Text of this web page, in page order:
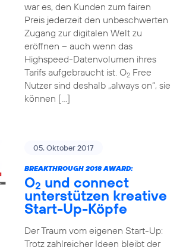
war es, den Kunden zum fairen
Preis jederzeit den unbeschwerten
Zugang zur digitalen Welt zu
eröffnen – auch wenn das
Highspeed-Datenvolumen ihres
Tarifs aufgebraucht ist. O2Free
Nutzer sind deshalb „always on“, sie
können […]
05. Oktober 2017
BREAKTHROUGH 2018 AWARD:
O2 und connect
unterstützen kreative
Start-Up-Köpfe
Der Traum vom eigenen Start-Up:
Trotz zahlreicher Ideen bleibt der